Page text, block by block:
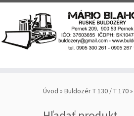
Úvod » Buldozér T 130 / T 170»